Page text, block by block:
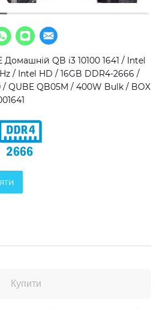
Тип накопичувача
SSD
HDD
SSD + HDD
CPU
NVME
QB i3 10100 1641 / Intel
/ Intel HD / 16GB DDR4-2666 /
/ QUBE QB05M / 400W Bulk / BOX
Купити